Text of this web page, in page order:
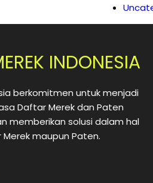
INDONESIA
berkomitmen untuk menjadi
Daftar Merek dan Paten
memberikan solusi dalam hal
maupun Paten.